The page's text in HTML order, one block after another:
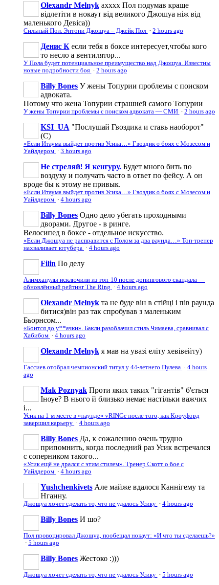
Olexandr Melnyk ахххх Пол подумав краще
відлетіти в нокаут від великого Джошуа ніж від
маленького Девіса))
Сильный Пол. Энтони Джошуа – Джейк Пол · 2 hours ago
Денис К если тебя в боксе интересует,чтобы кого
то несло а вентилятор...
У Пола будет потенциальное преимущество над Джошуа. Известны
новые подробности боя · 2 hours ago
Billy Bones У жены Топурии проблемы с поиском
адвоката.
Потому что жена Топурии страшней самого Топурии
У жены Топурии проблемы с поиском адвоката — СМИ · 2 hours ago
KSI_UA "Послушай Гвоздика и ставь наоборот"
(С)
«Если Итаума выйдет против Усика…» Гвоздик о боях с Мозесом и
Уайлдером · 3 hours ago
Не стреляй! Я кенгуру. Будет много бить по
воздуху и получать часто в ответ по фейсу. А он
вроде бы к этому не привык.
«Если Итаума выйдет против Усика…» Гвоздик о боях с Мозесом и
Уайлдером · 4 hours ago
Billy Bones Одно дело убегать проходными
дворами. Другое - в ринге.
Велосипед в боксе - отдельное искусство.
«Если Джошуа не расправится с Полом за два раунда…» Топ-тренер
нахваливает ютубера · 4 hours ago
Filin По делу
Алимханулы исключили из топ-10 после допингового скандала —
обновлённый рейтинг The Ring · 4 hours ago
Olexandr Melnyk та не буде він в стійці і пів раунда
битися)він раз так спробував з маленьким
Бьорнсом...
«Боится до у**ачки». Бакли разоблачил стиль Чимаева, сравнивал с
Хабибом · 4 hours ago
Olexandr Melnyk я мав на увазі еліту хевівейту)
Гассиев отобрал чемпионский титул у 44-летнего Пулева · 4 hours
ago
Mak Poznyak Проти яких таких "гігантів" б'ється
Іноуе? В нього й близько немає настільки важчих
і...
Усик на 1-м месте в «паунде» vRINGe после того, как Кроуфорд
завершил карьеру · 4 hours ago
Billy Bones Да, к сожалению очень трудно
припомнить, когда последний раз Усик встречался
с соперником такого...
«Усик ещё не дрался с этим стилем». Тренер Скотт о бое с
Уайлдером · 4 hours ago
Yushchenkivets Але майже вдалося Каннігему та
Нганну.
Джошуа хочет сделать то, что не удалось Усику · 4 hours ago
Billy Bones И шо?
Пол провоцировал Джошуа, пообещал нокаут: «И что ты сделаешь?»
· 5 hours ago
Billy Bones Жестоко :)))
Джошуа хочет сделать то, что не удалось Усику · 5 hours ago